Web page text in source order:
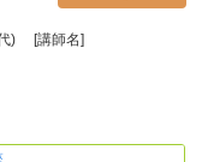
) [講師名]